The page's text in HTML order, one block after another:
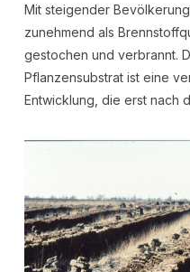
Mit steigender
zunehmend als
gestochen und verbrannt.
Pflanzensubstrat ist eine
Entwicklung, die erst nach